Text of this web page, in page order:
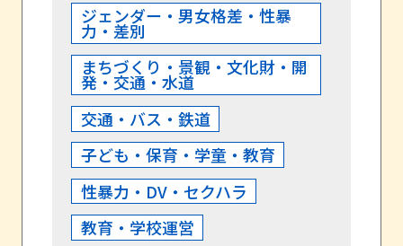
ジェンダー・男女格差・性暴
力・差別
まちづくり・景観・文化財・開
発・交通・水道
交通・バス・鉄道
子ども・保育・学童・教育
性暴力・DV・セクハラ
教育・学校運営